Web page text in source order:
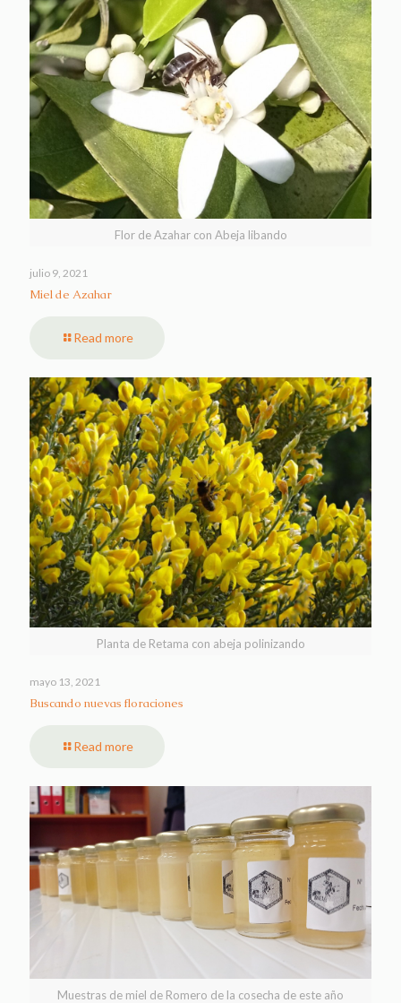
Flor de Azahar con Abeja libando
julio 9, 2021
Miel de Azahar
Read more
Planta de Retama con abeja polinizando
mayo 13, 2021
Buscando nuevas floraciones
Read more
Muestras de miel de Romero de la cosecha de este año